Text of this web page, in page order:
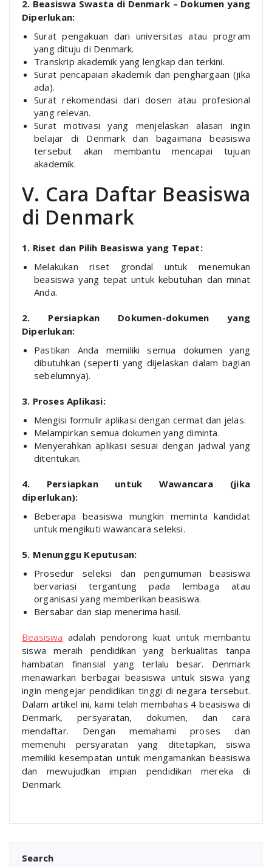
2. Beasiswa Swasta di Denmark – Dokumen yang
Diperlukan:
Surat pengakuan dari universitas atau program
yang dituju di Denmark.
Transkrip akademik yang lengkap dan terkini.
Surat pencapaian akademik dan penghargaan (jika
ada).
Surat rekomendasi dari dosen atau profesional
yang relevan.
Surat motivasi yang menjelaskan alasan ingin
belajar di Denmark dan bagaimana beasiswa
tersebut akan membantu mencapai tujuan
akademik.
V. Cara Daftar Beasiswa
di Denmark
1. Riset dan Pilih Beasiswa yang Tepat:
Melakukan riset grondal untuk menemukan
beasiswa yang tepat untuk kebutuhan dan minat
Anda.
2. Persiapkan Dokumen-dokumen yang
Diperlukan:
Pastikan Anda memiliki semua dokumen yang
dibutuhkan (seperti yang dijelaskan dalam bagian
sebelumnya).
3. Proses Aplikasi:
Mengisi formulir aplikasi dengan cermat dan jelas.
Melampirkan semua dokumen yang diminta.
Menyerahkan aplikasi sesuai dengan jadwal yang
ditentukan.
4. Persiapkan untuk Wawancara (jika
diperlukan):
Beberapa beasiswa mungkin meminta kandidat
untuk mengikuti wawancara seleksi.
5. Menunggu Keputusan:
Prosedur seleksi dan pengumuman beasiswa
bervariasi tergantung pada lembaga atau
organisasi yang memberikan beasiswa.
Bersabar dan siap menerima hasil.
Beasiswa adalah pendorong kuat untuk membantu
siswa meraih pendidikan yang berkualitas tanpa
hambatan finansial yang terlalu besar. Denmark
menawarkan berbagai beasiswa untuk siswa yang
ingin mengejar pendidikan tinggi di negara tersebut.
Dalam artikel ini, kami telah membahas 4 beasiswa di
Denmark, persyaratan, dokumen, dan cara
mendaftar. Dengan memahami proses dan
memenuhi persyaratan yang ditetapkan, siswa
memiliki kesempatan untuk mengamankan beasiswa
dan mewujudkan impian pendidikan mereka di
Denmark.
Search